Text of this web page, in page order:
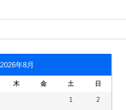
2026年8月
木 金 土 日
1 2